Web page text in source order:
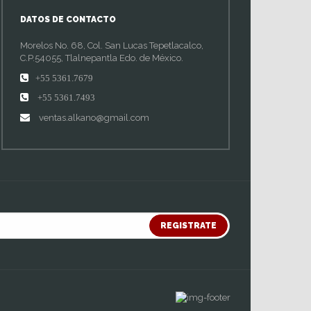
DATOS DE CONTACTO
Morelos No. 68, Col. San Lucas Tepetlacalco,
C.P.54055, Tlalnepantla Edo. de México.
+55 5361.7679
+55 5361.7493
ventas.alkano@gmail.com
REGISTRATE